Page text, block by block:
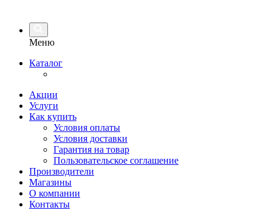
Меню
Каталог
Акции
Услуги
Как купить
Условия оплаты
Условия доставки
Гарантия на товар
Пользовательское соглашение
Производители
Магазины
О компании
Контакты